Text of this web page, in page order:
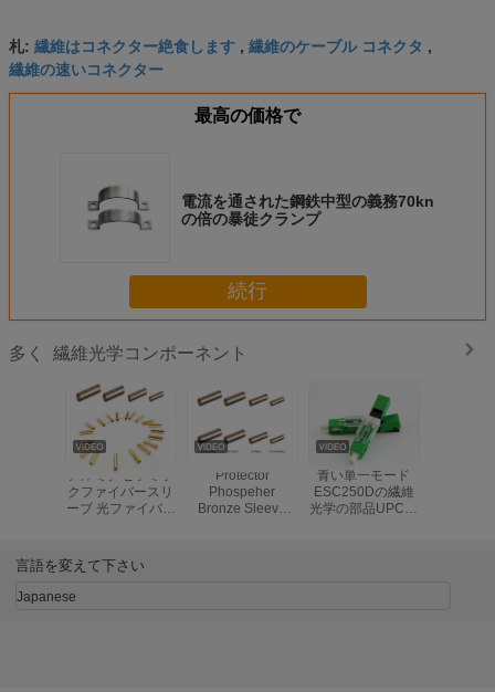
札: 繊維はコネクター絶食します , 繊維のケーブル コネクタ ,
繊維の速いコネクター
最高の価格で
電流を通された鋼鉄中型の義務70kn
の倍の暴徒クランプ
続行
多く 繊維光学コンポーネント
アルミナセラミッ
クファイバースリ
ーブ 光ファイバー
ァイバースリーブ
Protector
Phospeher
Bronze Sleeve
青い単一モード
ESC250Dの繊維
光学の部品UPCか
言語を変えて下さい
Japanese